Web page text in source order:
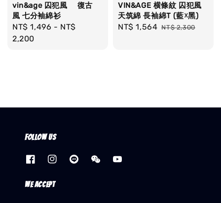
vin&age 囚犯風 復古
風 七分袖綿衫
Regular
price
NT$ 1,496 - NT$
2,200
VIN&AGE 横條紋 囚犯風
天筑綿 長袖綿T (藍☓黑)
Sale
NT$ 1,564 Regular
NT$ 2,300
Follow us
We accept